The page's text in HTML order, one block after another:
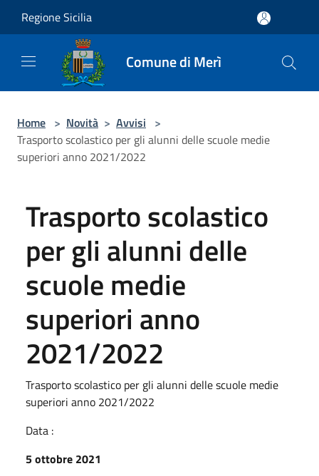
Regione Sicilia
Comune di Merì
Home > Novità > Avvisi >
Trasporto scolastico per gli alunni delle scuole medie
superiori anno 2021/2022
Trasporto scolastico
per gli alunni delle
scuole medie
superiori anno
2021/2022
Trasporto scolastico per gli alunni delle scuole medie
superiori anno 2021/2022
Data :
5 ottobre 2021